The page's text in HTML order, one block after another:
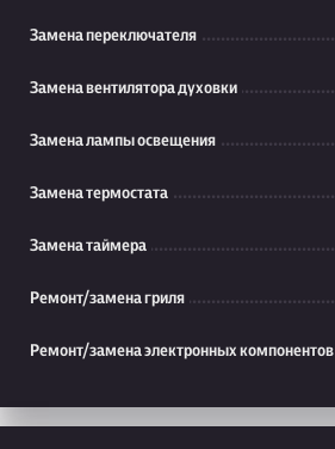
Замена переключателя
Замена вентилятора духовки
Замена лампы освещения
Замена термостата
Замена таймера
Ремонт/замена гриля
Ремонт/замена электронных компонентов